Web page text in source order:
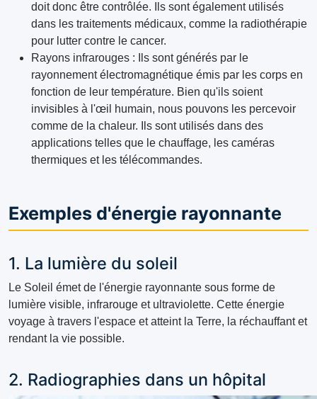
doit donc être contrôlée. Ils sont également utilisés
dans les traitements médicaux, comme la radiothérapie
pour lutter contre le cancer.
Rayons infrarouges : Ils sont générés par le
rayonnement électromagnétique émis par les corps en
fonction de leur température. Bien qu'ils soient
invisibles à l'œil humain, nous pouvons les percevoir
comme de la chaleur. Ils sont utilisés dans des
applications telles que le chauffage, les caméras
thermiques et les télécommandes.
Exemples d'énergie rayonnante
1. La lumière du soleil
Le Soleil émet de l'énergie rayonnante sous forme de
lumière visible, infrarouge et ultraviolette. Cette énergie
voyage à travers l'espace et atteint la Terre, la réchauffant et
rendant la vie possible.
2. Radiographies dans un hôpital